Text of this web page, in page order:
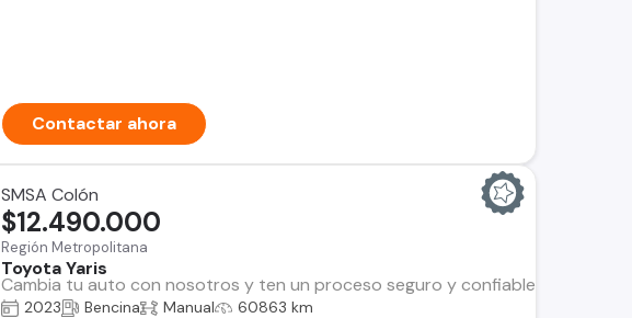
Contactar ahora
SMSA Colón
Región Metropolitana
Toyota Yaris
Cambia tu auto con nosotros y ten un proceso seguro y confiable. Encuentra
$12.490.000
2023 Bencina Manual 60863 km